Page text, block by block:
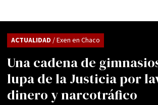
Una cadena de
lupa de la Justicia por
dinero y narcotráfico
ACTUALIDAD / Exen en Chaco